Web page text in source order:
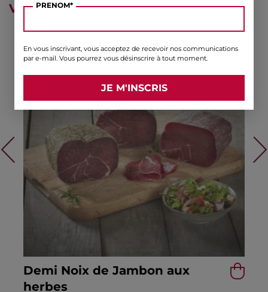
VOUS AIMEREZ AUSSI ...
Demi Noix de Jambon aux
herbes
PRENOM*
En vous inscrivant, vous acceptez de recevoir nos communications
par e-mail. Vous pourrez vous désinscrire à tout moment.